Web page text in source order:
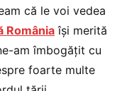
că le voi vedea
Româniaîși merită
am îmbogățit cu
foarte multe